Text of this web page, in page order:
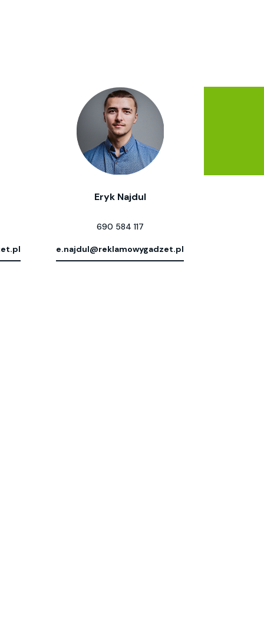
Eryk Najdul
690 584 117
e.najdul@reklamowygadzet.pl